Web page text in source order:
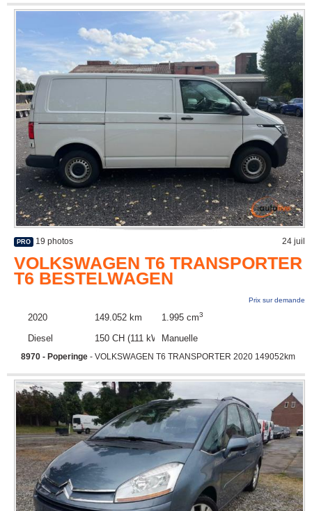
PRO 19 photos 24 juil
VOLKSWAGEN T6 TRANSPORTER
T6 BESTELWAGEN
Prix sur demande
2020 149.052 km 1.995 cm3
Diesel 150 CH (111 kW)Manuelle
8970 - Poperinge - VOLKSWAGEN T6 TRANSPORTER 2020 149052km